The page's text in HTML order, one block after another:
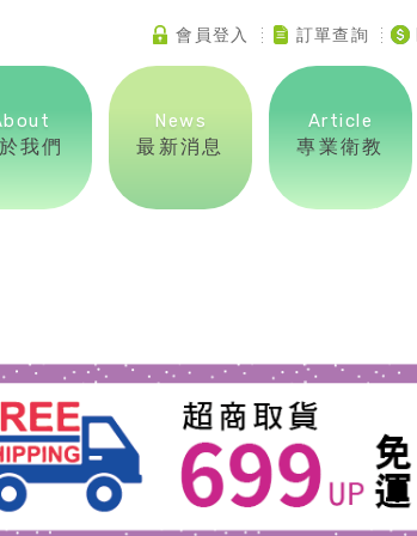
會員登入 訂單查詢
我們
News
最新消息
Article
專業衛教